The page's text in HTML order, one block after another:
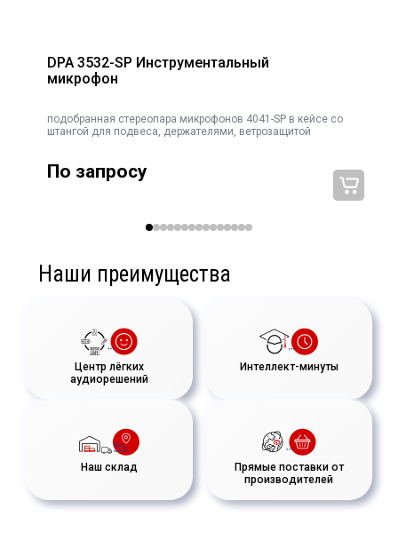
DPA 3532-SP Инструментальный
микрофон
подобранная стереопара микрофонов 4041-SP в кейсе со
штангой для подвеса, держателями, ветрозащитой
По запросу
Наши преимущества
Центр лёгких
аудиорешений
Интеллект-минуты
Наш склад
Прямые поставки от
производителей